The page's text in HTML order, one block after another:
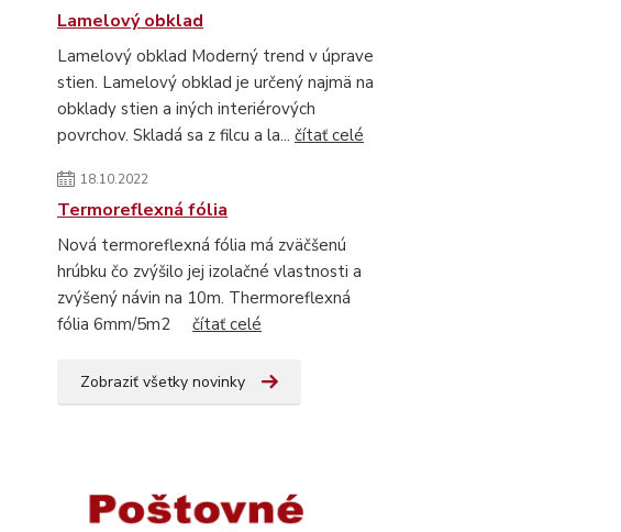
Lamelový obklad
Lamelový obklad Moderný trend v úprave
stien. Lamelový obklad je určený najmä na
obklady stien a iných interiérových
povrchov. Skladá sa z filcu a la... čítať celé
18.10.2022
Termoreflexná fólia
Nová termoreflexná fólia má zväčšenú
hrúbku čo zvýšilo jej izolačné vlastnosti a
zvýšený návin na 10m. Thermoreflexná
fólia 6mm/5m2 čítať celé
Zobraziť všetky novinky